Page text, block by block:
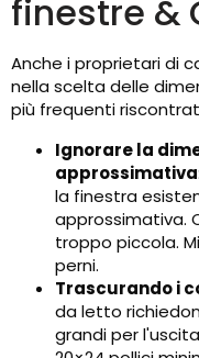
finestre &
Anche i proprietari di
nella scelta delle
più frequenti
Ignorare la
approssimativa
la finestra
approssimativa.
troppo piccola.
perni.
Trascurando i
da letto
grandi per